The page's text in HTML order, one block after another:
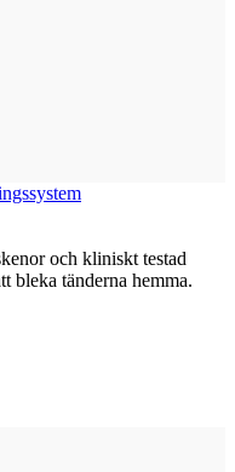
och kliniskt testad
bleka tänderna hemma.